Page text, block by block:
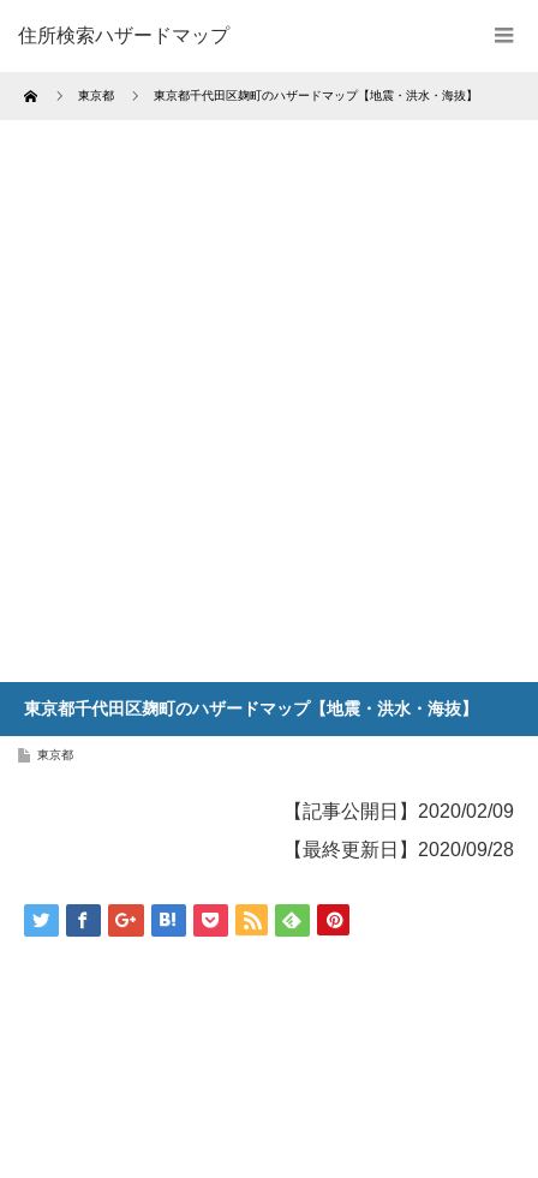
住所検索ハザードマップ
Home 東京都 東京都千代田区麹町のハザードマップ【地震・洪水・海抜】
東京都千代田区麹町のハザードマップ【地震・洪水・海抜】
東京都
【記事公開日】2020/02/09
【最終更新日】2020/09/28